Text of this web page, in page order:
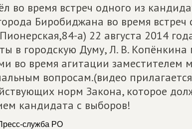
во время встреч одного из
Биробиджана во время встреч
а) 22 августа 2014
в городскую Думу, Л. В. Копёнкина
во время агитации заместителем
вопросам.(видео
норм Закона, которое
кандидата с выборов!
служба РО